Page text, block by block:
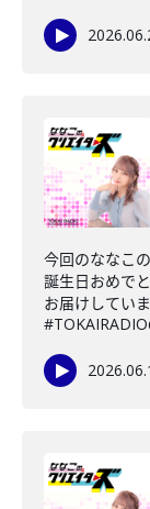
今回のななこ
誕生日おめで
お届けしてい